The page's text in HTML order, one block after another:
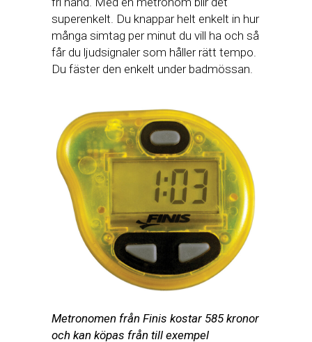
superenkelt. Du knappar helt enkelt in hur
många simtag per minut du vill ha och så
får du ljudsignaler som håller rätt tempo.
Du fäster den enkelt under badmössan.
Metronomen från Finis kostar 585 kronor
och kan köpas från till exempel